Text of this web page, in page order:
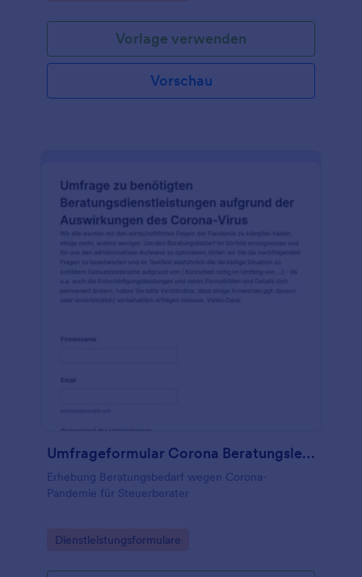
Vorlage verwenden
Vorschau
Umfrageformular Corona Beratungsleistungen
Erhebung Beratungsbedarf wegen Corona-
Pandemie für Steuerberater
Go to Category:
Dienstleistungsformulare